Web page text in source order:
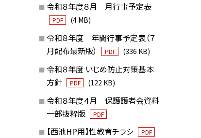
令和８年度８月 月行事予定表
PDF (4 MB)
令和８年度 年間行事予定表（７
月配布最新版）
PDF (336 KB)
令和８年度 いじめ防止対策基本
方針
PDF (122 KB)
令和８年度４月 保護護者会資料
一部抜粋版
PDF
【西池HP用】性教育チラシ PDF